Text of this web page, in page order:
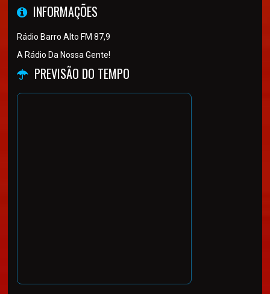
INFORMAÇÕES
Rádio Barro Alto FM 87,9
A Rádio Da Nossa Gente!
PREVISÃO DO TEMPO